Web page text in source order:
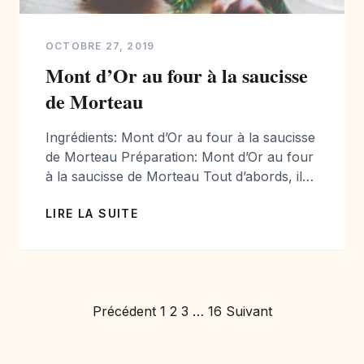
OCTOBRE 27, 2019
Mont d’Or au four à la saucisse
de Morteau
Ingrédients: Mont d’Or au four à la saucisse
de Morteau Préparation: Mont d’Or au four
à la saucisse de Morteau Tout d’abords, il
casserole remplie d’eau froide, plonger la
LIRE LA SUITE
Pagination
Précédent 1 2 3 … 16 Suivant